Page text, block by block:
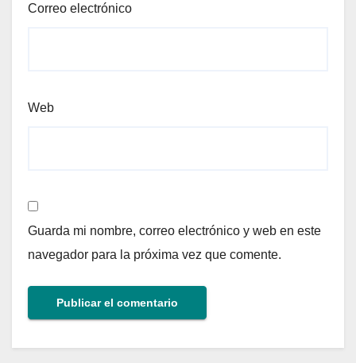
Correo electrónico
Web
Guarda mi nombre, correo electrónico y web en este
navegador para la próxima vez que comente.